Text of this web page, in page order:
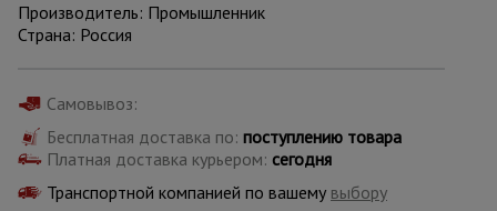
Оборудование
для бетонных
Производитель: Промышленник
Страна: Россия
Самовывоз:
Бесплатная доставка по: поступлению товара
Платная доставка курьером: сегодня
Транспортной компанией по вашему выбору